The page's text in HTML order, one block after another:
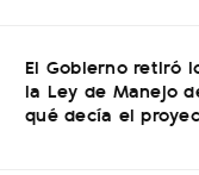
El Gobierno retiró
la Ley de Manejo
qué decía el